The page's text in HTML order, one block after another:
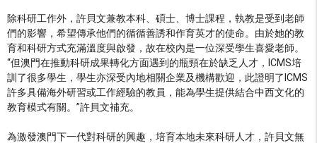
除科研工作外，許貝文兼教本科、碩士、博士課程，執教是受到老師
們的影響，希望傳承他們的循循善誘和作育英才的使命。由於她的教
育和科研方式充滿溫度與啟發，故在校內是一位深受學生喜愛老師。
“但澳門在推動科研成果轉化方面遇到的瓶頸在於缺乏人才，ICMS培
訓了很多學生，學生亦深受內地相關企業及機構歡迎，此證明了ICMS
許多具備海外研習或工作經驗的教員，能為學生提供結合中西文化的
教育模式有關。”許貝文補充。
為激發澳門下一代對科研的興趣，培育本地未來科研人才，許貝文無